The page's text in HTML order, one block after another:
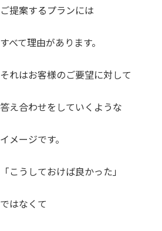
ご提案するプランには
すべて理由があります。
それはお客様のご要望に対して
答え合わせをしていくような
イメージです。
「こうしておけば良かった」
ではなくて